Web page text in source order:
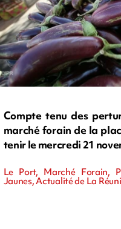
Compte tenu des
marché forain de la
tenir le mercredi 21
Le Port, Marché Forain,
Jaunes, Actualité de La